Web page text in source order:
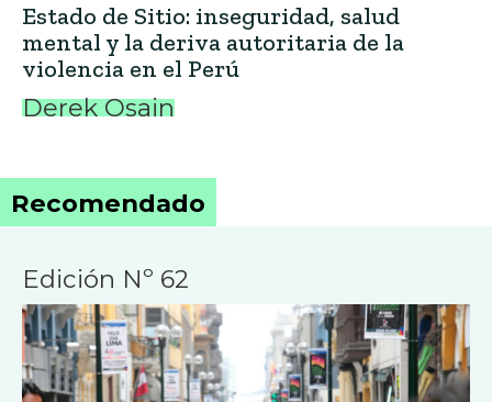
Estado de Sitio: inseguridad, salud
mental y la deriva autoritaria de la
violencia en el Perú
Derek Osain
Recomendado
Edición Nº 62